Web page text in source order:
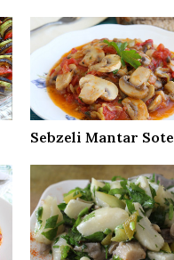
Sebzeli Mantar Sote